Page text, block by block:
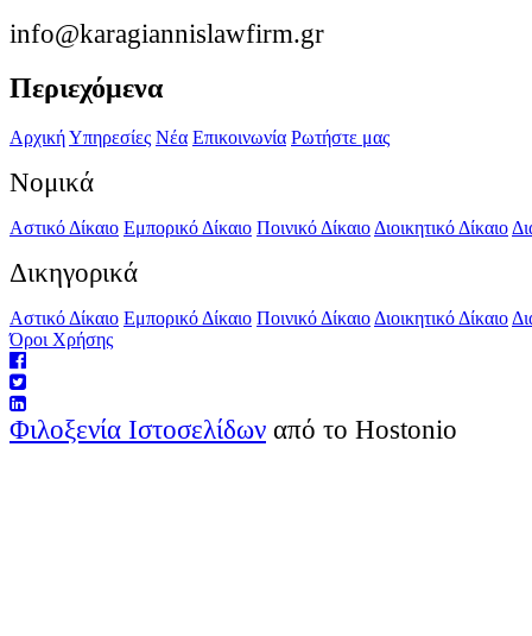
info@karagiannislawfirm.gr
Περιεχόμενα
ΑρχικήΥπηρεσίες Νέα Επικοινωνία Ρωτήστε μας
Νομικά
Αστικό Δίκαιο Εμπορικό Δίκαιο Ποινικό Δίκαιο Διοικητικό Δίκαιο
Δικηγορικά
Αστικό Δίκαιο Εμπορικό Δίκαιο Ποινικό Δίκαιο Διοικητικό Δίκαιο
Όροι Χρήσης
Φιλοξενία Ιστοσελίδων από το Hostonio